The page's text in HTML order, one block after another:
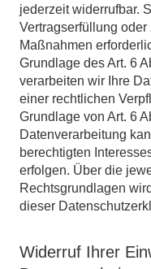
jederzeit widerrufbar.
Vertragserfüllung
Maßnahmen
Grundlage des Art. 6
verarbeiten wir Ihre
einer rechtlichen
Grundlage von Art. 6
Datenverarbeitung
berechtigten
erfolgen. Über die
Rechtsgrundlagen
dieser
Widerruf Ihrer